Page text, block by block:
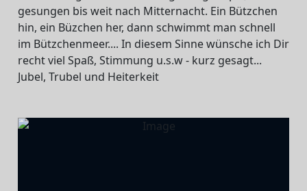
gesungen bis weit nach Mitternacht. Ein Bützchen
hin, ein Büzchen her, dann schwimmt man schnell
im Bützchenmeer.... In diesem Sinne wünsche ich Dir
recht viel Spaß, Stimmung u.s.w - kurz gesagt...
Jubel, Trubel und Heiterkeit